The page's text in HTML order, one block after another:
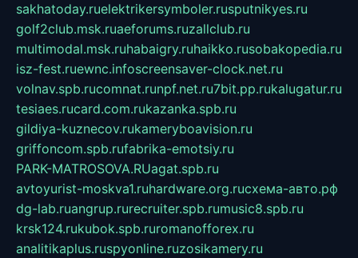
sakhatoday.ruelektrikersymboler.rusputnikyes.ru
golf2club.msk.ruaeforums.ruzallclub.ru
multimodal.msk.ruhabaigry.ruhaikko.rusobakopedia.ru
isz-fest.ruewnc.infoscreensaver-clock.net.ru
volnav.spb.rucomnat.runpf.net.ru7bit.pp.rukalugatur.ru
tesiaes.rucard.com.rukazanka.spb.ru
gildiya-kuznecov.rukameryboavision.ru
griffoncom.spb.rufabrika-emotsiy.ru
PARK-MATROSOVA.RUagat.spb.ru
avtoyurist-moskva1.ruhardware.org.ruсхема-авто.рф
dg-lab.ruangrup.rurecruiter.spb.rumusic8.spb.ru
krsk124.rukubok.spb.ruromanofforex.ru
analitikaplus.ruspyonline.ruzosikamery.ru